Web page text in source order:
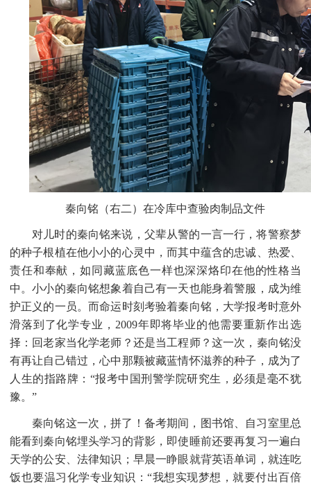
秦向铭（右二）在冷库中查验肉制品文件
对儿时的秦向铭来说，父辈从警的一言一行，将警察梦
的种子根植在他小小的心灵中，而其中蕴含的忠诚、热爱、
责任和奉献，如同藏蓝底色一样也深深烙印在他的性格当
中。小小的秦向铭想象着自己有一天也能身着警服，成为维
护正义的一员。而命运时刻考验着秦向铭，大学报考时意外
滑落到了化学专业， 2009年即将毕业的他需要重新作出选
择：回老家当化学老师？还是当工程师？这一次，秦向铭没
有再让自己错过，心中那颗被藏蓝情怀滋养的种子，成为了
人生的指路牌：“报考中国刑警学院研究生，必须是毫不犹
豫。”
秦向铭这一次，拼了！备考期间，图书馆、自习室里总
能看到秦向铭埋头学习的背影，即使睡前还要再复习一遍白
天学的公安、法律知识；早晨一睁眼就背英语单词，就连吃
饭也要温习化学专业知识：“我想实现梦想，就要付出百倍